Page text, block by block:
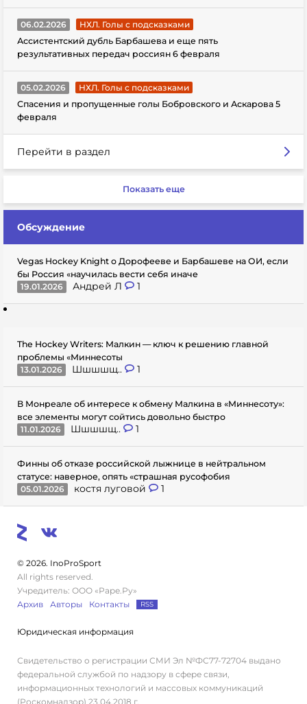
06.02.2026
НХЛ. Голы с подсказками
Ассистентский дубль Барбашева и еще пять
результативных передач россиян 6 февраля
05.02.2026
НХЛ. Голы с подсказками
Спасения и пропущенные голы Бобровского и Аскарова 5
февраля
Перейти в раздел
Показать еще
Обсуждение
Vegas Hockey Knight о Дорофееве и Барбашеве на ОИ, если
бы Россия «научилась вести себя иначе
19.01.2026
Андрей Л 1
The Hockey Writers: Малкин — ключ к решению главной
проблемы «Миннесоты
13.01.2026
Шшшшщ.. 1
В Монреале об интересе к обмену Малкина в «Миннесоту»:
все элементы могут сойтись довольно быстро
11.01.2026
Шшшшщ.. 1
Финны об отказе российской лыжнице в нейтральном
статусе: наверное, опять «страшная русофобия
05.01.2026
костя луговой 1
© 2026. InoProSport
All rights reserved.
Учредитель: ООО «Раре.Ру»
Архив
Авторы Контакты RSS
Юридическая информация
Свидетельство о регистрации СМИ Эл №ФС77-72704 выдано
федеральной службой по надзору в сфере связи,
информационных технологий и массовых коммуникаций
(Роскомнадзор) 23.04.2018 г.